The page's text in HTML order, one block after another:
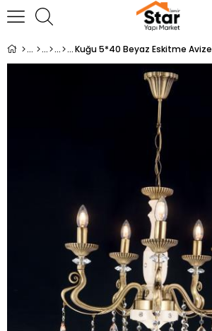
Kuğu 5*40 Beyaz Eskitme Avize